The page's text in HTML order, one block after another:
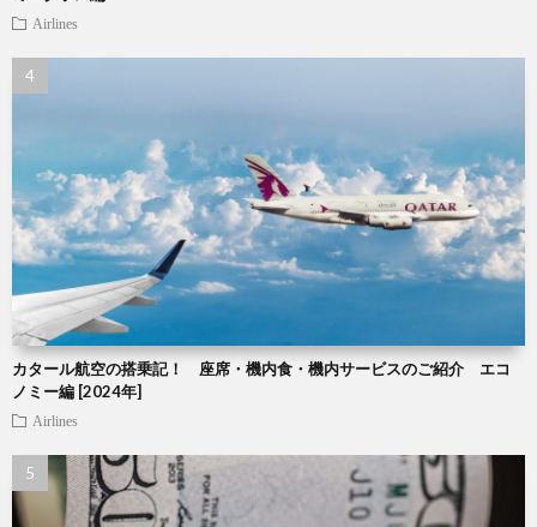
Airlines
カタール航空の搭乗記！ 座席・機内食・機内サービスのご紹介 エコ
ノミー編 [2024年]
Airlines